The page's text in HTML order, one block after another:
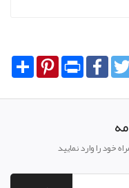
Share PinterestPrint
خود را وارد نمایید